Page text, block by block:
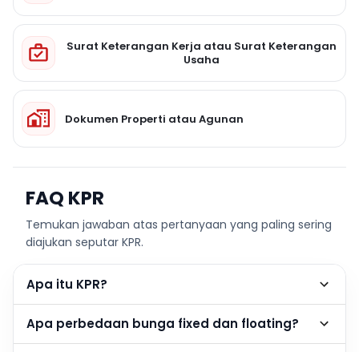
Surat Keterangan Kerja atau Surat Keterangan
Usaha
Dokumen Properti atau Agunan
FAQ KPR
Temukan jawaban atas pertanyaan yang paling sering
diajukan seputar KPR.
Apa itu KPR?
Apa perbedaan bunga fixed dan floating?